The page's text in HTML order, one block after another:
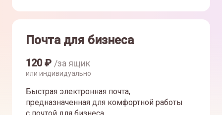
Почта для бизнеса
120₽ /за ящик
или индивидуально
Быстрая электронная почта,
предназначенная для комфортной работы